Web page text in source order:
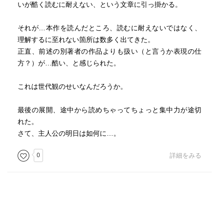
いが酷く読むに耐えない、という文章に引っ掛かる。
それが…本作を読んだところ、読むに耐えないではなく、
理解するに至れない箇所は数多く出てきた。
正直、前述の別著者の作品よりも扱い（と言うか表現の仕
方？）が…酷い、と感じられた。
これは世代観のせいなんだろうか。
最後の展開、途中から読めちゃってちょっと集中力が途切
れた。
さて、主人公の明日は如何に…。
0 詳細をみる